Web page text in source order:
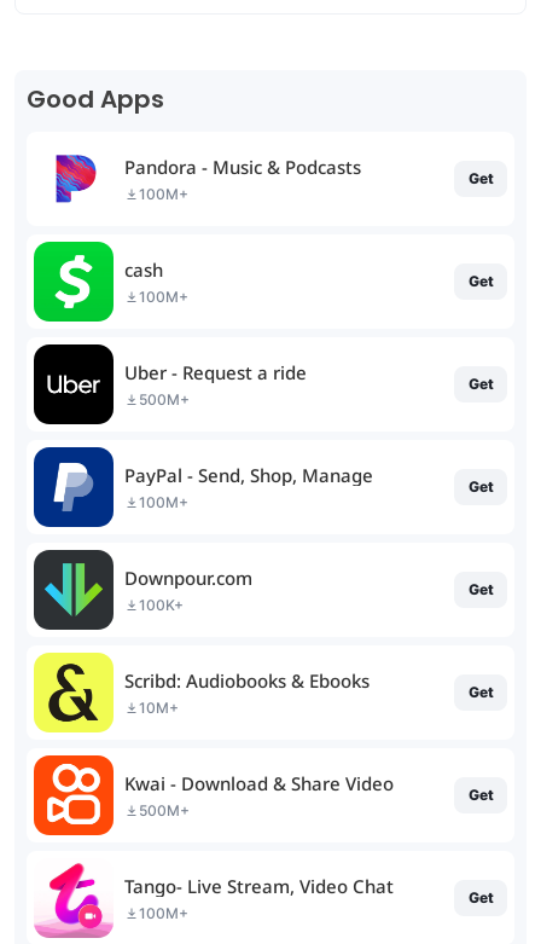
Good Apps
Pandora - Music & Podcasts
100M+
Get
cash
100M+
Get
Uber - Request a ride
500M+
Get
PayPal - Send, Shop, Manage
100M+
Get
Downpour.com
100K+
Get
Scribd: Audiobooks & Ebooks
10M+
Get
Kwai - Download & Share Video
500M+
Get
Tango- Live Stream, Video Chat
100M+
Get